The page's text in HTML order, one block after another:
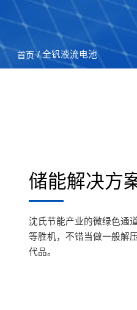
首页 / 全钒液流电池
储能解决方
沈氏节能产业的微绿色通
等胜机，不错当做一般解
代品。